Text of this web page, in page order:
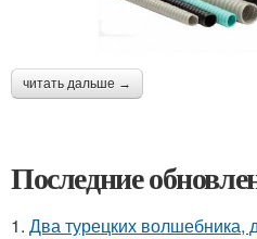
читать дальше →
Последние
1. Два турецких волшебника,